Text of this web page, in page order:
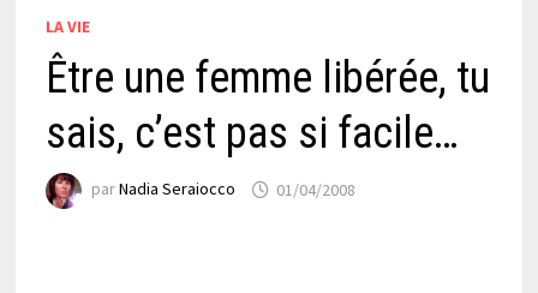
LA VIE
Être une femme libérée, tu
sais, c’est pas si facile…
parNadia Seraiocco 01/04/2008